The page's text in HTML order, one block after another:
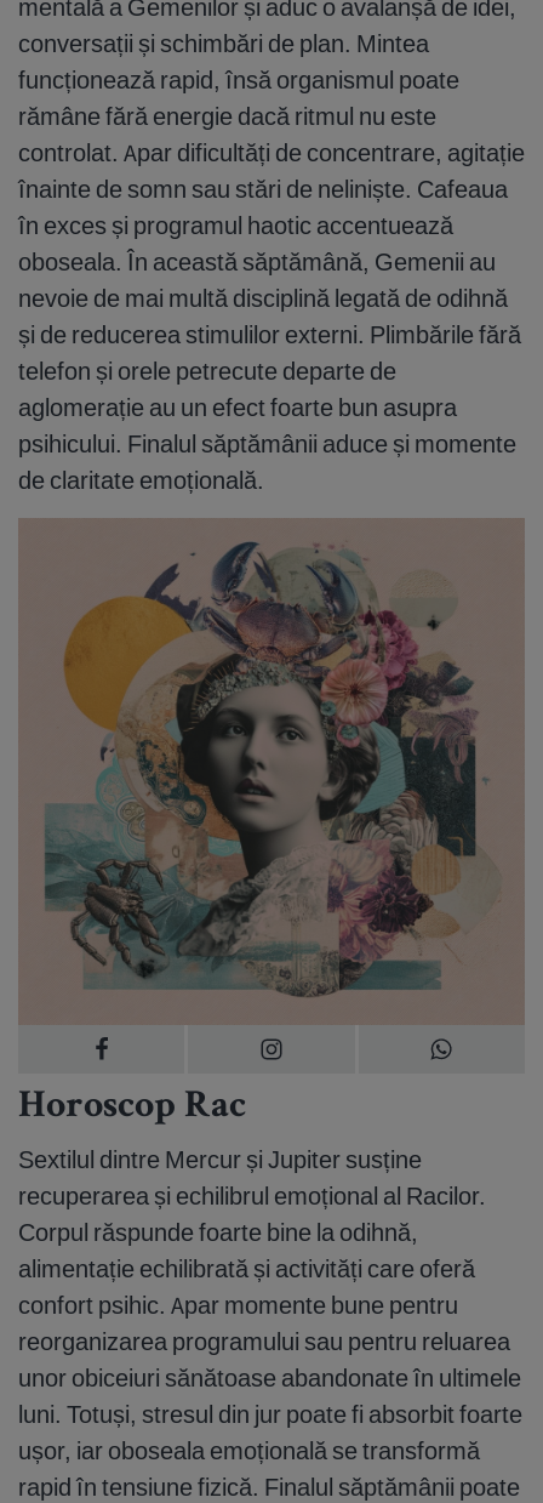
mentală a Gemenilor și aduc o avalanșă de idei,
conversații și schimbări de plan. Mintea
funcționează rapid, însă organismul poate
rămâne fără energie dacă ritmul nu este
controlat. Apar dificultăți de concentrare, agitație
înainte de somn sau stări de neliniște. Cafeaua
în exces și programul haotic accentuează
oboseala. În această săptămână, Gemenii au
nevoie de mai multă disciplină legată de odihnă
și de reducerea stimulilor externi. Plimbările fără
telefon și orele petrecute departe de
aglomerație au un efect foarte bun asupra
psihicului. Finalul săptămânii aduce și momente
de claritate emoțională.
Horoscop Rac
Sextilul dintre Mercur și Jupiter susține
recuperarea și echilibrul emoțional al Racilor.
Corpul răspunde foarte bine la odihnă,
alimentație echilibrată și activități care oferă
confort psihic. Apar momente bune pentru
reorganizarea programului sau pentru reluarea
unor obiceiuri sănătoase abandonate în ultimele
luni. Totuși, stresul din jur poate fi absorbit foarte
ușor, iar oboseala emoțională se transformă
rapid în tensiune fizică. Finalul săptămânii poate